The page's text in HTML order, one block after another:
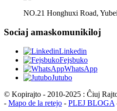
NO.21 Honghuxi Road,
Sociaj amaskomunikiloj
Linkedin
Fejsbuko
WhatsApp
Jutubo
© Kopirajto - 2010-2025 : Ĉiuj
- Mapo de la retejo - PLEJ BLOGA